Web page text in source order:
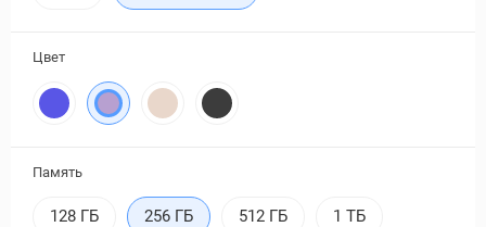
Цвет
Память
128 ГБ 256 ГБ 512 ГБ 1 ТБ